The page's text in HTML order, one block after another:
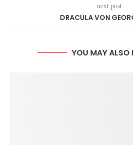
next post
DRACULA VON
YOU MAY ALSO